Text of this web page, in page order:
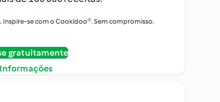
Inspire-se com o Cookidoo®. Sem compromisso.
gratuitamente